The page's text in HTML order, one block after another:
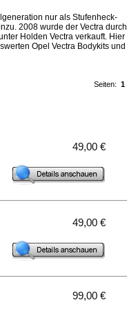
nur als Stufenheck-
2008 wurde der Vectra durch
Holden Vectra verkauft. Hier
Opel Vectra Bodykits und
Seiten: 1
49,00 €
49,00 €
99,00 €